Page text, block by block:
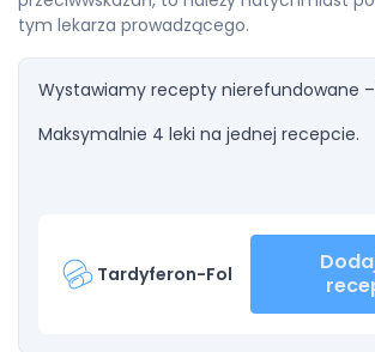
tym lekarza prowadzącego.
Wystawiamy recepty nierefundowane –
Maksymalnie 4 leki na jednej recepcie.
Tardyferon-Fol